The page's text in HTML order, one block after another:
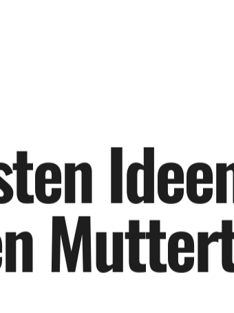
tenIdee
nMutter